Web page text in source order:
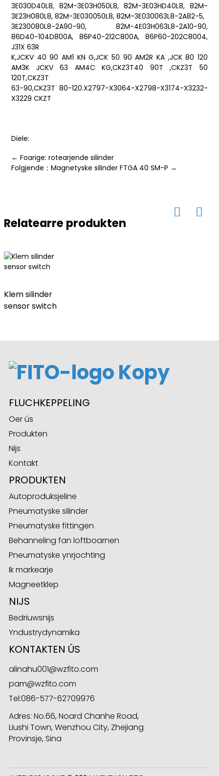
3E030D40L8, 82M-3E03H050L8, 82M-3E03HD40L8, 82M-
3E23H080L8, 82M-3E030050L8, 82M-3E030063L8-2A82-5,
3E230080L8-2A90-90, 82M-4E03H063L8-2A10-90,
86D40-104D800A, 86P40-212C800A, 86P60-202C8004,
J31X 63R
K,JCKV 40 90 AM1 KN G,JCK 50 90 AM2R KA ,JCK 80 120
AM3K JCKV 63 AM4C KG,CKZ3T40 90T ,CKZ3T 50
120T,CKZ3T
63-90,CKZ3T 80-120.X2797-X3064-X2798-X3174-X3232-
X3229 CKZT
Diele:
← Foarige: rotearjende silinder
Folgjende：Magnetyske silinder FTGA 40 SM-P →
Relatearre produkten
Klem silinder
sensor switch
FLUCHKEPPELING
Oer ús
Produkten
Nijs
Kontakt
PRODUKTEN
Autoproduksjeline
Pneumatyske silinder
Pneumatyske fittingen
Behanneling fan loftboarnen
Pneumatyske ynrjochting
Ik markearje
Magneetklep
NIJS
Bedriuwsnijs
Yndustrydynamika
KONTAKTEN ÚS
alinahu001@wzfito.com
pam@wzfito.com
Tel:086-577-62709976
Adres: No.66, Noard Chanhe Road,
Liushi Town, Wenzhou City, Zhejiang
Provinsje, Sina